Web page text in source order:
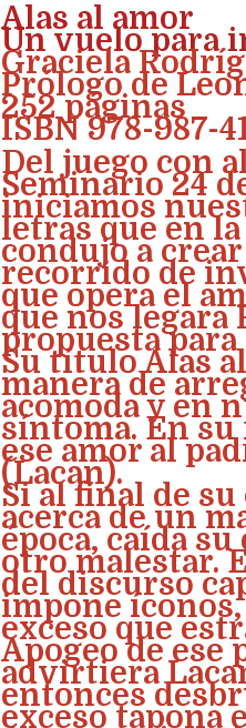
Alas al amor
Un vuelo para
Graciela
Prólogo de
252 páginas
ISBN 978-987-
Del juego con
Seminario 24
iniciamos
letras que en
condujo a
recorrido de
que opera el
que nos legara
propuesta
Su título Alas
manera de
acomoda y en
síntoma. En
ese amor al
(Lacan).
Si al final de
acerca de un
época, caída
otro malestar.
del discurso
impone
exceso que
Apogeo de ese
advirtiera
entonces
exceso tapona